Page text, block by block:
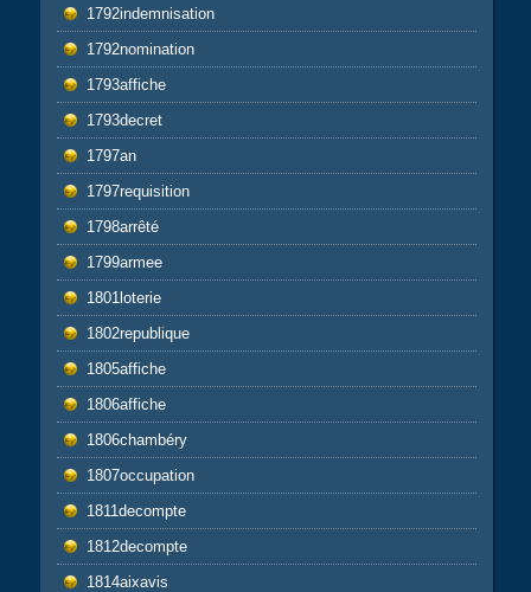
1792indemnisation
1792nomination
1793affiche
1793decret
1797an
1797requisition
1798arrêté
1799armee
1801loterie
1802republique
1805affiche
1806affiche
1806chambéry
1807occupation
1811decompte
1812decompte
1814aixavis